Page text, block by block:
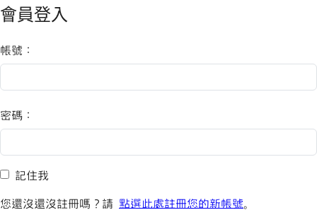
會員登入
帳號：
密碼：
住我記住我
您還沒還沒註冊嗎？請 點選此處註冊您的新帳號。